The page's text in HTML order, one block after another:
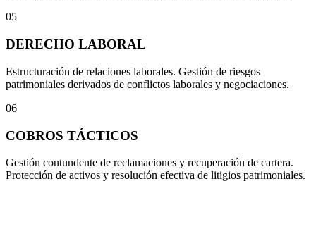
05
DERECHO LABORAL
Estructuración de relaciones laborales. Gestión de riesgos
patrimoniales derivados de conflictos laborales y negociaciones.
06
COBROS TÁCTICOS
Gestión contundente de reclamaciones y recuperación de cartera.
Protección de activos y resolución efectiva de litigios patrimoniales.